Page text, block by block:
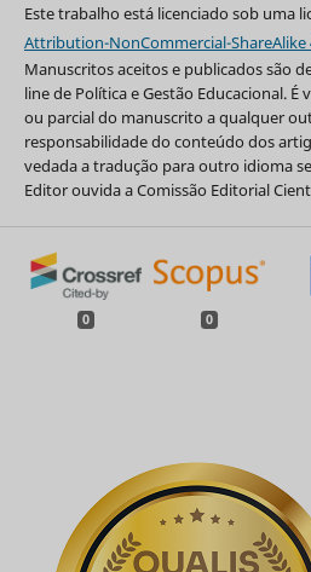
Este trabalho está licenciado sob uma
Attribution-NonCommercial-
Manuscritos aceitos e publicados são
line de Política e Gestão Educacional.
ou parcial do manuscrito a qualquer
responsabilidade do conteúdo dos
vedada a tradução para outro idioma
Editor ouvida a Comissão Editorial
0 0